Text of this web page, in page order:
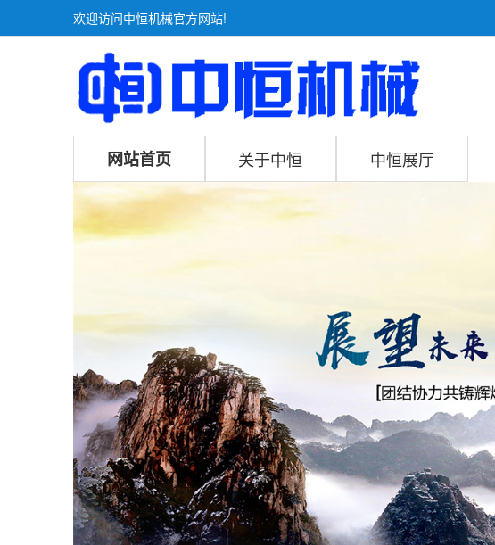
欢迎访问中恒机械官方网站!
网站首页 关于中恒 中恒展厅